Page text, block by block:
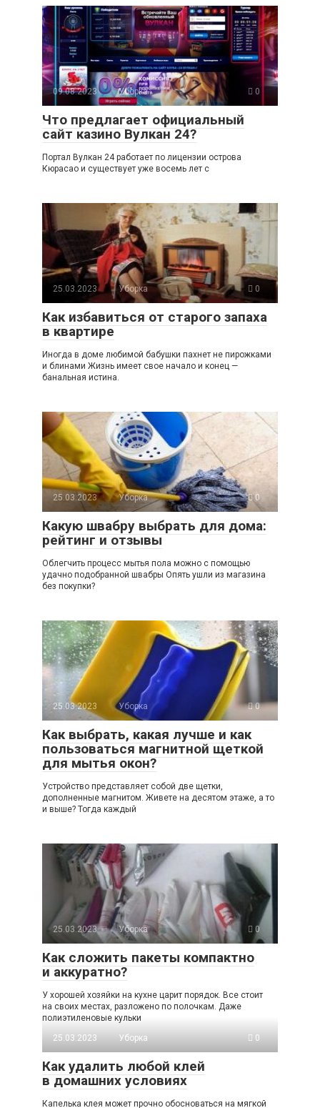
09.08.2023 Уборка 0
Что предлагает официальный
сайт казино Вулкан 24?
Портал Вулкан 24 работает по лицензии острова
Кюрасао и существует уже восемь лет с
25.03.2023 Уборка 0
Как избавиться от старого запаха
в квартире
Иногда в доме любимой бабушки пахнет не пирожками
и блинами Жизнь имеет свое начало и конец —
банальная истина.
25.03.2023 Уборка 0
Какую швабру выбрать для дома:
рейтинг и отзывы
Облегчить процесс мытья пола можно с помощью
удачно подобранной швабры Опять ушли из магазина
без покупки?
25.03.2023 Уборка 0
Как выбрать, какая лучше и как
пользоваться магнитной щеткой
для мытья окон?
Устройство представляет собой две щетки,
дополненные магнитом. Живете на десятом этаже, а то
и выше? Тогда каждый
25.03.2023 Уборка 0
Как сложить пакеты компактно
и аккуратно?
У хорошей хозяйки на кухне царит порядок. Все стоит
на своих местах, разложено по полочкам. Даже
полиэтиленовые кульки
25.03.2023
Уборка 0
Как удалить любой клей
в домашних условиях
Капелька клея может прочно обосноваться на мягкой